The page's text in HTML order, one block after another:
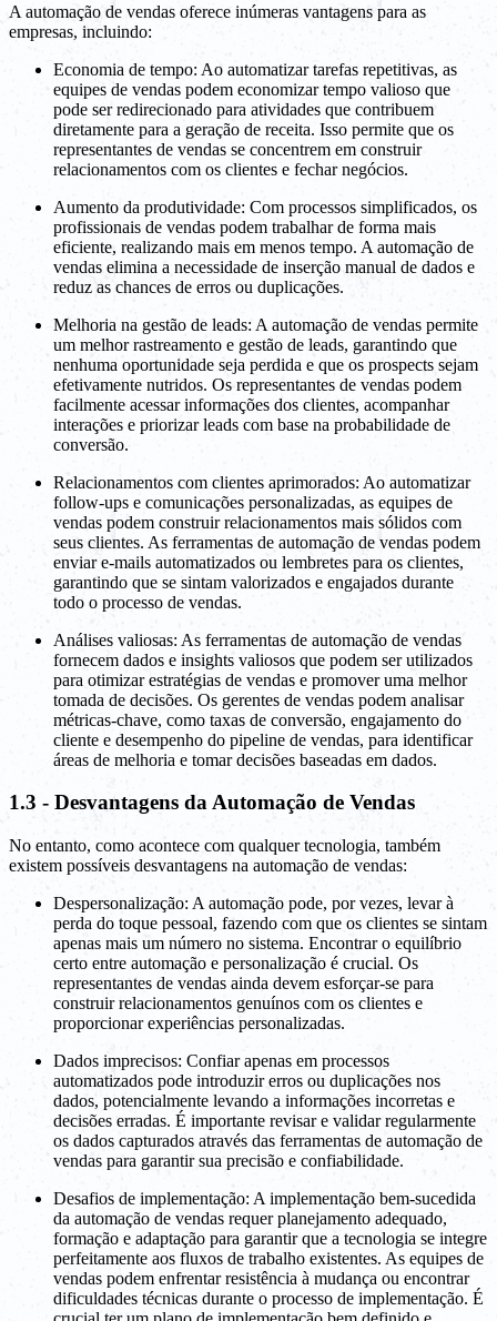
A automação de vendas oferece inúmeras vantagens para as
empresas, incluindo:
Economia de tempo: Ao automatizar tarefas repetitivas, as
equipes de vendas podem economizar tempo valioso que
pode ser redirecionado para atividades que contribuem
diretamente para a geração de receita. Isso permite que os
representantes de vendas se concentrem em construir
relacionamentos com os clientes e fechar negócios.
Aumento da produtividade: Com processos simplificados, os
profissionais de vendas podem trabalhar de forma mais
eficiente, realizando mais em menos tempo. A automação de
vendas elimina a necessidade de inserção manual de dados e
reduz as chances de erros ou duplicações.
Melhoria na gestão de leads: A automação de vendas permite
um melhor rastreamento e gestão de leads, garantindo que
nenhuma oportunidade seja perdida e que os prospects sejam
efetivamente nutridos. Os representantes de vendas podem
facilmente acessar informações dos clientes, acompanhar
interações e priorizar leads com base na probabilidade de
conversão.
Relacionamentos com clientes aprimorados: Ao automatizar
follow-ups e comunicações personalizadas, as equipes de
vendas podem construir relacionamentos mais sólidos com
seus clientes. As ferramentas de automação de vendas podem
enviar e-mails automatizados ou lembretes para os clientes,
garantindo que se sintam valorizados e engajados durante
todo o processo de vendas.
Análises valiosas: As ferramentas de automação de vendas
fornecem dados e insights valiosos que podem ser utilizados
para otimizar estratégias de vendas e promover uma melhor
tomada de decisões. Os gerentes de vendas podem analisar
métricas-chave, como taxas de conversão, engajamento do
cliente e desempenho do pipeline de vendas, para identificar
áreas de melhoria e tomar decisões baseadas em dados.
1.3 - Desvantagens da Automação de Vendas
No entanto, como acontece com qualquer tecnologia, também
existem possíveis desvantagens na automação de vendas:
Despersonalização: A automação pode, por vezes, levar à
perda do toque pessoal, fazendo com que os clientes se sintam
apenas mais um número no sistema. Encontrar o equilíbrio
certo entre automação e personalização é crucial. Os
representantes de vendas ainda devem esforçar-se para
construir relacionamentos genuínos com os clientes e
proporcionar experiências personalizadas.
Dados imprecisos: Confiar apenas em processos
automatizados pode introduzir erros ou duplicações nos
dados, potencialmente levando a informações incorretas e
decisões erradas. É importante revisar e validar regularmente
os dados capturados através das ferramentas de automação de
vendas para garantir sua precisão e confiabilidade.
Desafios de implementação: A implementação bem-sucedida
da automação de vendas requer planejamento adequado,
formação e adaptação para garantir que a tecnologia se integre
perfeitamente aos fluxos de trabalho existentes. As equipes de
vendas podem enfrentar resistência à mudança ou encontrar
dificuldades técnicas durante o processo de implementação. É